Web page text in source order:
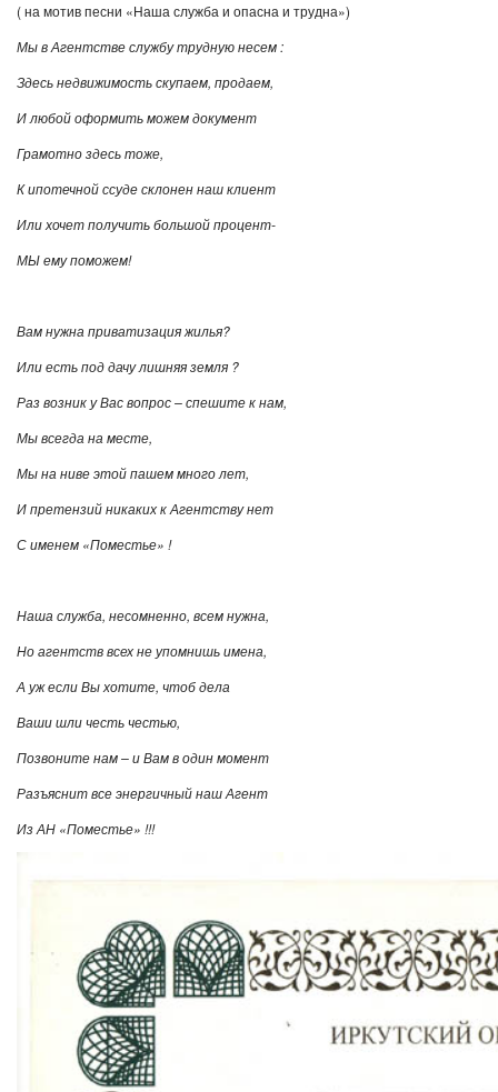
( на мотив песни «Наша служба и опасна и трудна»)
МывАгентствеслужбутруднуюнесем :
Здесьнедвижимостьскупаем, продаем,
Илюбойоформитьможемдокумент
Грамотноздесьтоже,
Кипотечнойссудесклоненнашклиент
Илихочетполучитьбольшойпроцент-
МЫемупоможем!
Вамнужна приватизацияжилья?
Илиестьподдачулишняяземля ?
РазвозникуВасвопрос–спешитекнам,
Мывсегда на месте,
Мына нивеэтойпашеммноголет,
ИпретензийникакихкАгентствунет
Сименем «Поместье» !
Наша служба, несомненно, всемнужна,
Ноагентстввсехнеупомнишьимена,
А ужеслиВыхотите, чтобдела
Вашишличестьчестью,
Позвонитенам–иВамводинмомент
РазъяснитвсеэнергичныйнашАгент
ИзАН «Поместье» !!!